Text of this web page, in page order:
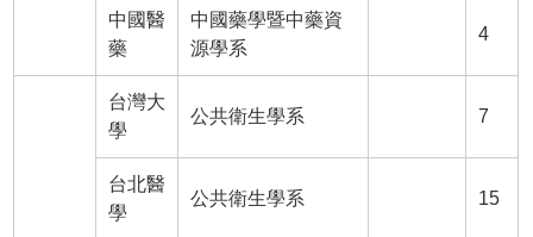
中國醫
藥
中國藥學暨中藥資
源學系
4
台灣大
學
公共衛生學系 7
台北醫
學
公共衛生學系 15